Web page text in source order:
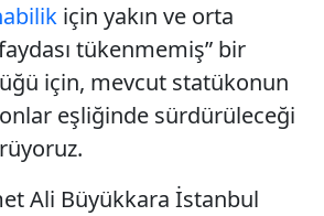
için yakın ve orta
tükenmemiş” bir
için, mevcut statükonun
eşliğinde sürdürüleceği
Ali Büyükkara İstanbul